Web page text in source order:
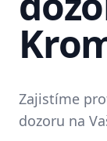
Zajistíme
dozoru na